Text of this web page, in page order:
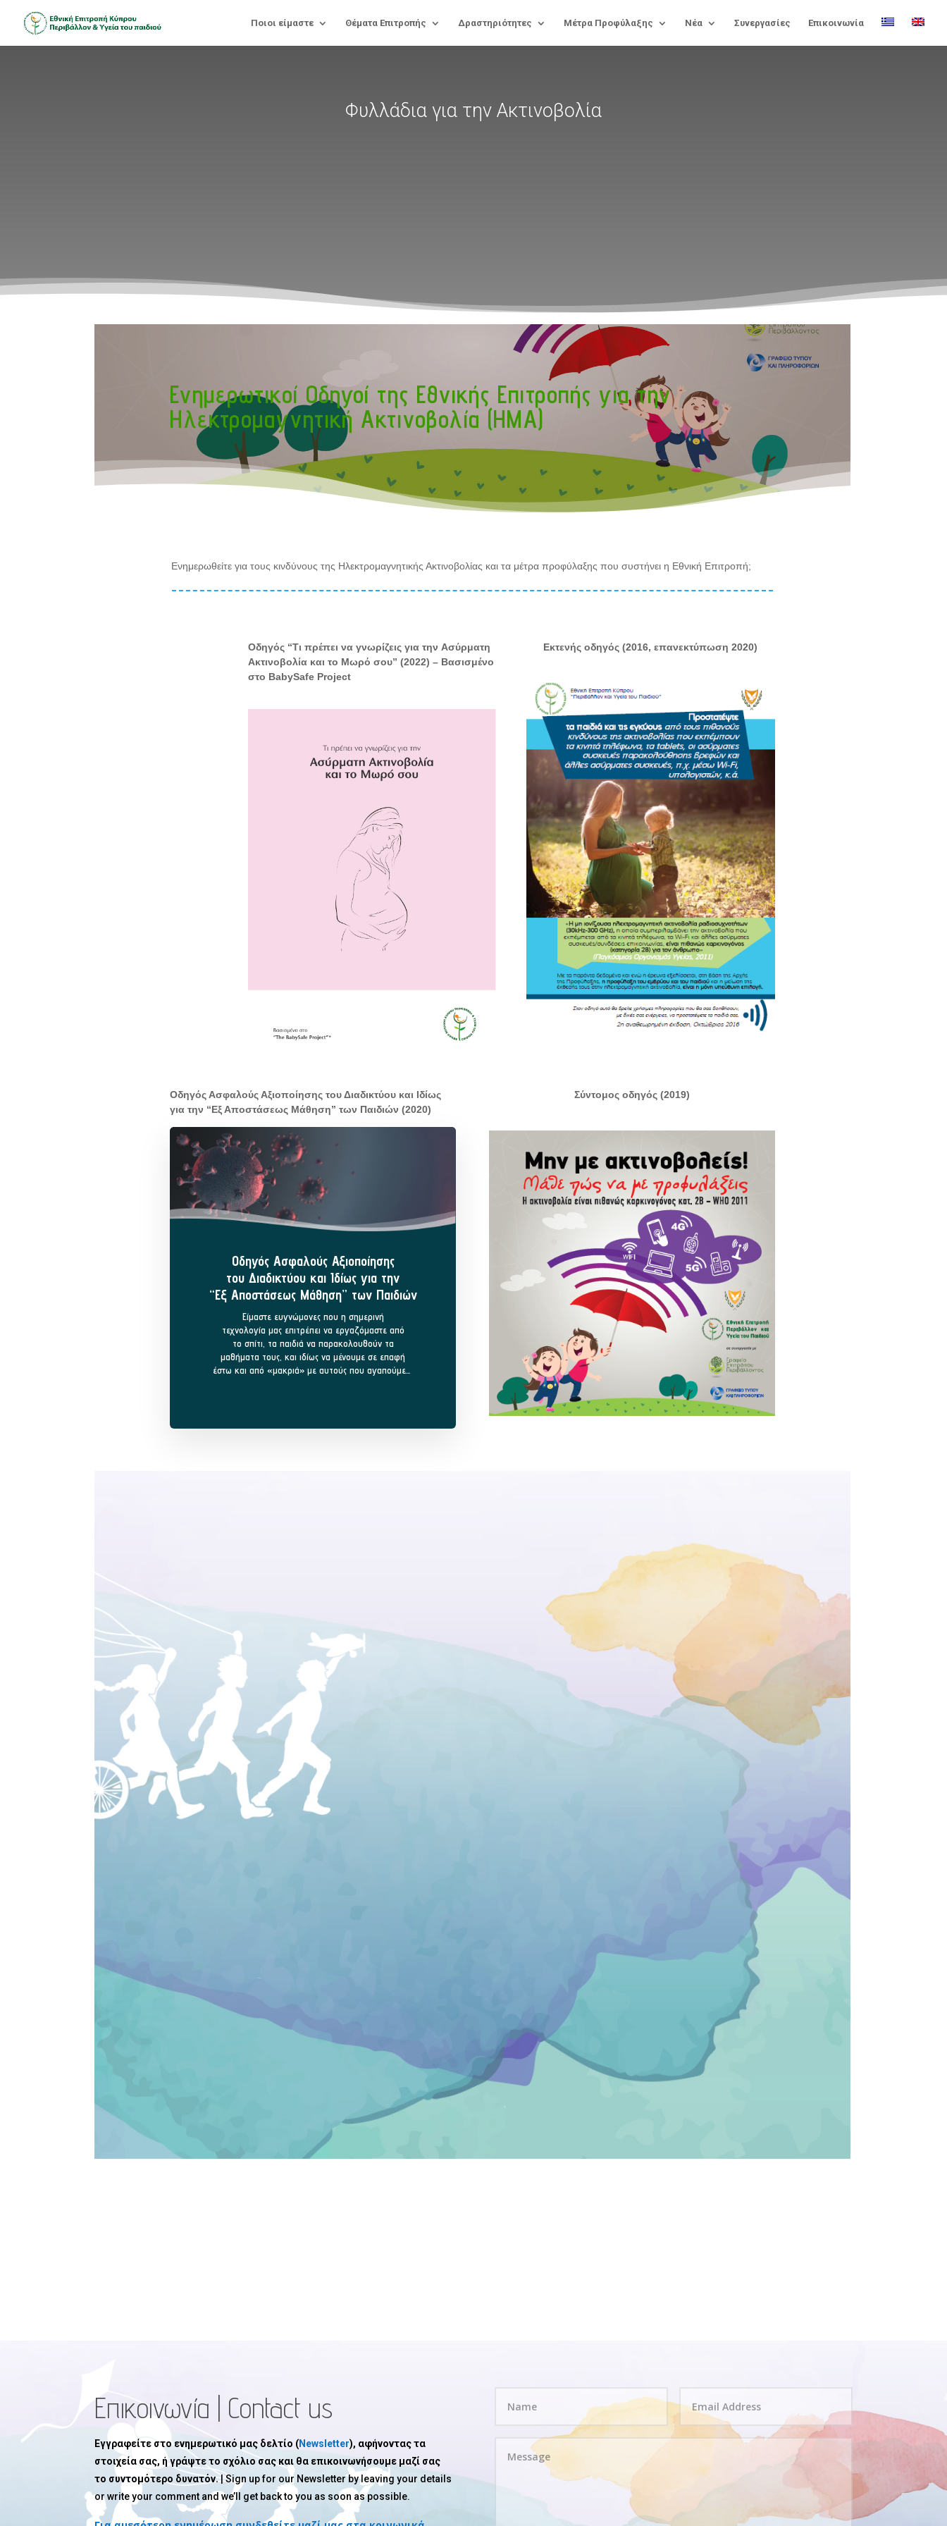
Ποιοι είμαστε Θέματα Επιτροπής Δραστηριότητες Μέτρα Προφύλαξης Νέα Συνεργασίες Επικοινωνία
Φυλλάδια για την Ακτινοβολία
Ενημερωτικοί Οδηγοί της Εθνικής Επιτροπής για την
Ηλεκτρομαγνητική Ακτινοβολία (ΗΜΑ)
Ενημερωθείτε για τους κινδύνους της Ηλεκτρομαγνητικής Ακτινοβολίας και τα μέτρα προφύλαξης που συστήνει η Εθνική Επιτροπή;
Οδηγός “Τι πρέπει να γνωρίζεις για την Ασύρματη
Ακτινοβολία και το Μωρό σου” (2022) – Βασισμένο
στο BabySafe Project
Εκτενής οδηγός (2016, επανεκτύπωση 2020)
Οδηγός Ασφαλούς Αξιοποίησης του Διαδικτύου και Ιδίως
για την “Εξ Αποστάσεως Μάθηση” των Παιδιών (2020)
Οδηγός Ασφαλούς Αξιοποίησης
του Διαδικτύου και Ιδίως για την
“Εξ Αποστάσεως Μάθηση” των Παιδιών
Είμαστε ευγνώμονες που η σημερινή
τεχνολογία μας επιτρέπει να εργαζόμαστε από
το σπίτι, τα παιδιά να παρακολουθούν τα
μαθήματα τους, και ιδίως να μένουμε σε επαφή
έστω και από «μακριά» με αυτούς που αγαπούμε...
Σύντομος οδηγός(2019)
Επικοινωνία | Contact us
Εγγραφείτε στο ενημερωτικό μας δελτίο (Newsletter), αφήνοντας τα
στοιχεία σας, ή γράψτε το σχόλιο σας και θα επικοινωνήσουμε μαζί σας
το συντομότερο δυνατόν.| Sign up for our Newsletter by leaving your details
or write your comment and we’ll get back to you as soon as possible.